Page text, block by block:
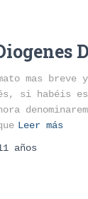
mas breve
si habéis
Leer más
años